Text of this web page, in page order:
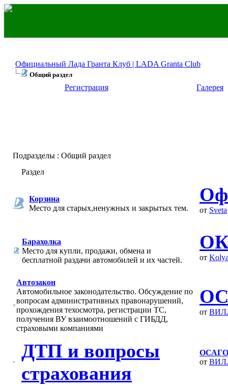
Официальный Лада Гранта Клуб | LADA Granta Club
Общий раздел
Регистрация Галерея
Подразделы : Общий раздел
Раздел
Корзина
Место для старых,ненужных и закрытых тем.
от Sveta
Барахолка
Место для купли, продажи, обмена и
бесплатной раздачи автомобилей и их частей.
от
Автозакон
Автомобильное законодательство. Обсуждение по
вопросам административных правонарушений,
прохождения техосмотра, регистрации ТС,
получения ВУ взаимоотношений с ГИБДД,
страховыми компаниями
от
ДТП и вопросы
страхования
ОСАГО
от